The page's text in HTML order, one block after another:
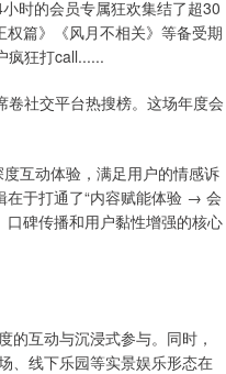
时的会员专属狂欢集结了超30
篇》《风月不相关》等备受期
疯狂打call......
社交平台热搜榜。这场年度会
互动体验，满足用户的情感诉
在于打通了“内容赋能体验 → 会
碑传播和用户黏性增强的核心
互动与沉浸式参与。同时，
、线下乐园等实景娱乐形态在